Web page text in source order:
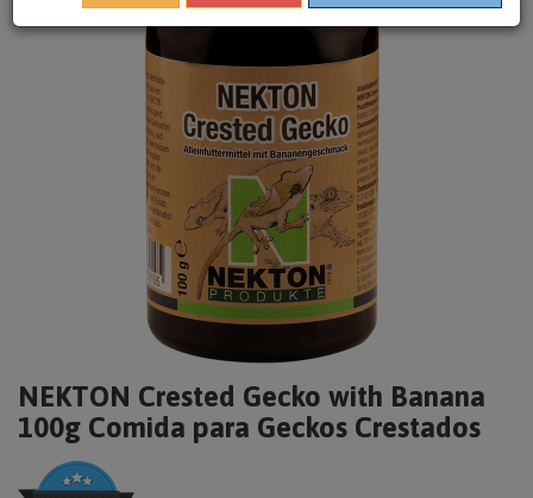
NEKTON Crested Gecko with Banana
100g Comida para Geckos Crestados